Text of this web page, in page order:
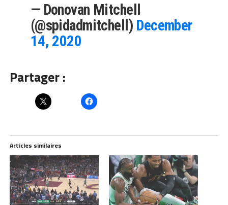
— Donovan Mitchell
(@spidadmitchell) December
14, 2020
Partager :
Articles similaires